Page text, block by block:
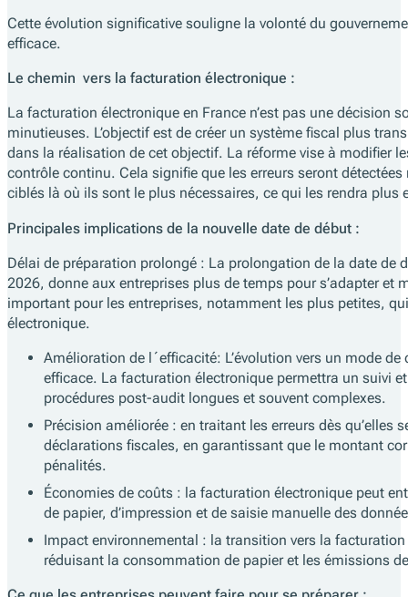
Cette évolution significative souligne la volonté du
efficace.
Le chemin vers la facturation électronique :
La facturation électronique en France n’est pas une décision
minutieuses. L’objectif est de créer un système fiscal plus
dans la réalisation de cet objectif. La réforme vise à modifier
contrôle continu. Cela signifie que les erreurs seront
ciblés là où ils sont le plus nécessaires, ce qui les rendra plus
Principales implications de la nouvelle date de début :
Délai de préparation prolongé : La prolongation de la date de
2026, donne aux entreprises plus de temps pour s’adapter
important pour les entreprises, notamment les plus petites,
électronique.
Amélioration de l´efficacité: L’évolution vers un mode
efficace. La facturation électronique permettra un suivi
procédures post-audit longues et souvent complexes.
Précision améliorée : en traitant les erreurs dès
déclarations fiscales, en garantissant que le montant
pénalités.
Économies de coûts : la facturation électronique peut
de papier, d’impression et de saisie manuelle des
Impact environnemental : la transition vers la
réduisant la consommation de papier et les émissions